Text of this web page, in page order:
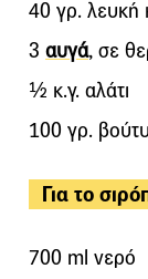
40 γρ. λευκή
3 αυγά, σε
½ κ.γ. αλάτι
100 γρ.
Για το
700 ml νερό